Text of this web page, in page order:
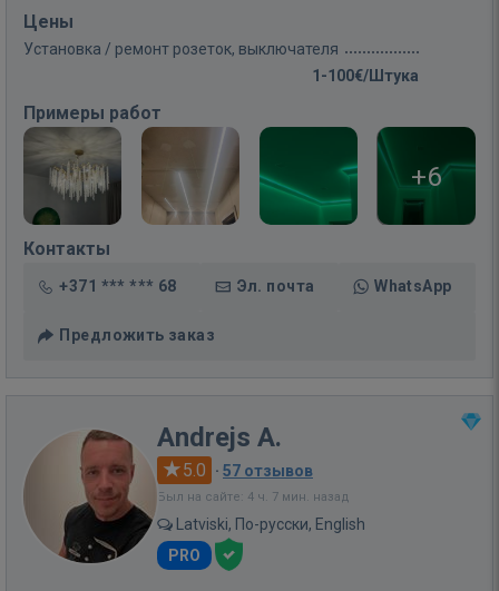
Цены
Установка / ремонт розеток, выключателя
1-100€/Штука
Примеры работ
+6
Контакты
+371 *** *** 68 Эл. почта WhatsApp
Предложить заказ
Andrejs A.
5.0 · 57 отзывов
Был на сайте: 4 ч. 7 мин. назад
Latviski, По-русски, English
PRO